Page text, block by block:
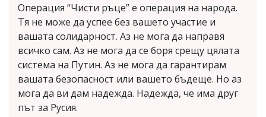
Операция “Чисти ръце” е операция на народа.
Тя не може да успее без вашето участие и
вашата солидарност. Аз не мога да направя
всичко сам. Аз не мога да се боря срещу цялата
система на Путин. Аз не мога да гарантирам
вашата безопасност или вашето бъдеще. Но аз
мога да ви дам надежда. Надежда, че има друг
път за Русия.